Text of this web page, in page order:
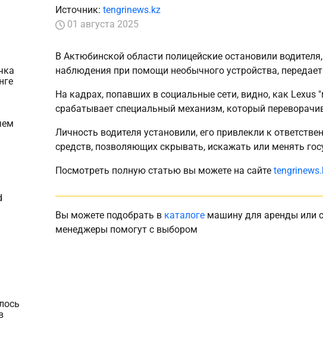
Источник: tengrinews.kz
01 августа 2025
В Актюбинской области полицейские остановили
наблюдения при помощи необычного устройства, передает
На кадрах, попавших в социальные сети, видно, как Lexus
срабатывает специальный механизм, который
Личность водителя установили, его привлекли к
средств, позволяющих скрывать, искажать или менять
Посмотреть полную статью вы можете на сайте
Вы можете подобрать в каталоге машину для аренды или
менеджеры помогут с выбором